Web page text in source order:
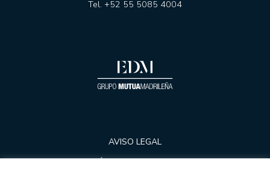
Tel. +52 55 5085 4004
AVISO LEGAL